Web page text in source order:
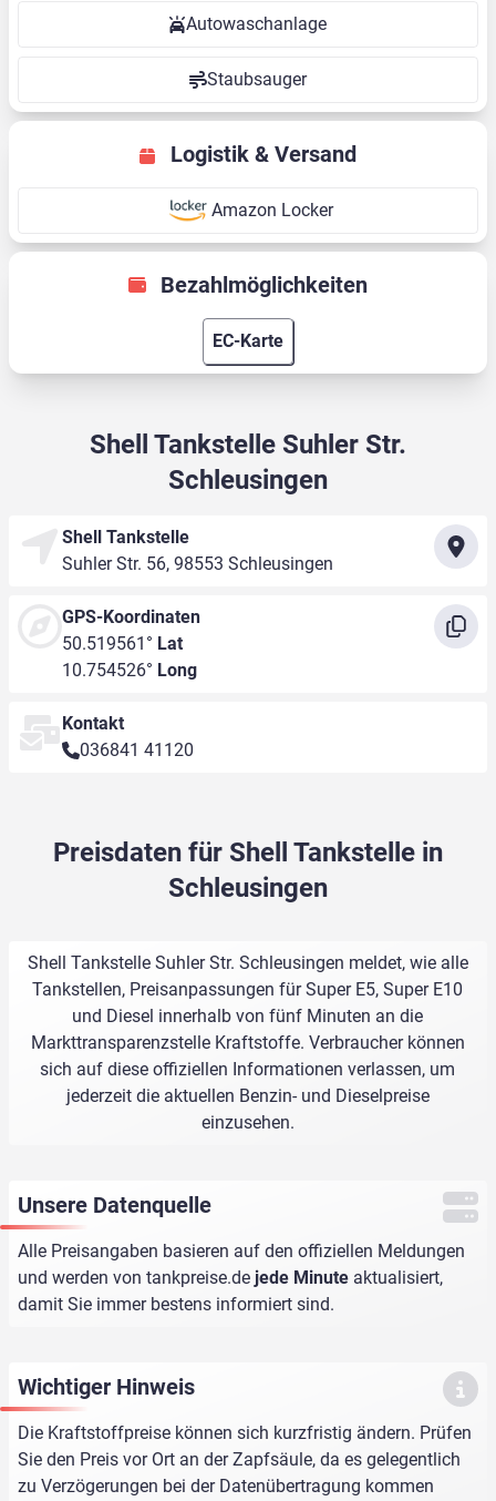
Autowaschanlage
Staubsauger
Logistik & Versand
Amazon Locker
Bezahlmöglichkeiten
EC-Karte
Shell Tankstelle Suhler Str.
Schleusingen
Shell Tankstelle
Suhler Str. 56, 98553 Schleusingen
GPS-Koordinaten
50.519561° Lat
10.754526° Long
Kontakt
036841 41120
Preisdaten für Shell Tankstelle in
Schleusingen
Shell Tankstelle Suhler Str. Schleusingen meldet, wie alle
Tankstellen, Preisanpassungen für Super E5, Super E10
und Diesel innerhalb von fünf Minuten an die
Markttransparenzstelle Kraftstoffe. Verbraucher können
sich auf diese offiziellen Informationen verlassen, um
jederzeit die aktuellen Benzin- und Dieselpreise
einzusehen.
Unsere Datenquelle
Alle Preisangaben basieren auf den offiziellen Meldungen
und werden von tankpreise.de jede Minute aktualisiert,
damit Sie immer bestens informiert sind.
Wichtiger Hinweis
Die Kraftstoffpreise können sich kurzfristig ändern. Prüfen
Sie den Preis vor Ort an der Zapfsäule, da es gelegentlich
zu Verzögerungen bei der Datenübertragung kommen